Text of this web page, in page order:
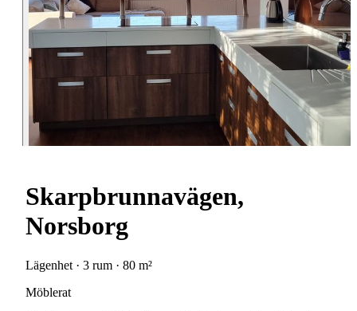
Skarpbrunnavägen,
Norsborg
Lägenhet · 3 rum · 80 m²
Möblerat